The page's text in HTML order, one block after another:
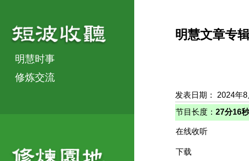
明慧时事
修炼交流
明慧文章专
发表日期： 2024年8
节目长度： 27分16秒
在线收听
下载